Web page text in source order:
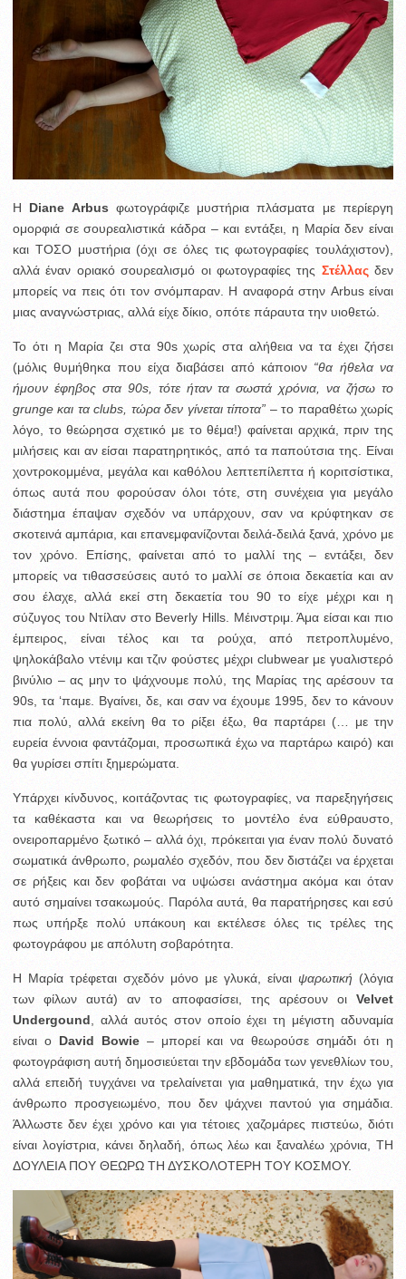
H Diane Arbusφωτογράφιζε μυστήρια πλάσματα με περίεργη
ομορφιά σε σουρεαλιστικά κάδρα – και εντάξει, η Μαρία δεν είναι
και ΤΟΣΟ μυστήρια (όχι σε όλες τις φωτογραφίες τουλάχιστον),
αλλά έναν οριακό σουρεαλισμό οι φωτογραφίες της Στέλλας δεν
μπορείς να πεις ότι τον σνόμπαραν. H αναφορά στην Arbus είναι
μιας αναγνώστριας, αλλά είχε δίκιο, οπότε πάραυτα την υιοθετώ.
Το ότι η Μαρία ζει στα 90s χωρίς στα αλήθεια να τα έχει ζήσει
(μόλις θυμήθηκα που είχα διαβάσει από κάποιον “θα ήθελα να
ήμουν έφηβος στα 90s, τότε ήταν τα σωστά χρόνια, να ζήσω το
grunge και τα clubs, τώρα δεν γίνεται τίποτα” – το παραθέτω χωρίς
λόγο, το θεώρησα σχετικό με το θέμα!) φαίνεται αρχικά, πριν της
μιλήσεις και αν είσαι παρατηρητικός, από τα παπούτσια της. Είναι
χοντροκομμένα, μεγάλα και καθόλου λεπτεπίλεπτα ή κοριτσίστικα,
όπως αυτά που φορούσαν όλοι τότε, στη συνέχεια για μεγάλο
διάστημα έπαψαν σχεδόν να υπάρχουν, σαν να κρύφτηκαν σε
σκοτεινά αμπάρια, και επανεμφανίζονται δειλά-δειλά ξανά, χρόνο με
τον χρόνο. Επίσης, φαίνεται από το μαλλί της – εντάξει, δεν
μπορείς να τιθασσεύσεις αυτό το μαλλί σε όποια δεκαετία και αν
σου έλαχε, αλλά εκεί στη δεκαετία του 90 το είχε μέχρι και η
σύζυγος του Ντίλαν στο Beverly Hills. Μέινστριμ. Άμα είσαι και πιο
έμπειρος, είναι τέλος και τα ρούχα, από πετροπλυμένο,
ψηλοκάβαλο ντένιμ και τζιν φούστες μέχρι clubwear με γυαλιστερό
βινύλιο – ας μην το ψάχνουμε πολύ, της Μαρίας της αρέσουν τα
90s, τα ‘παμε. Βγαίνει, δε, και σαν να έχουμε 1995, δεν το κάνουν
πια πολύ, αλλά εκείνη θα το ρίξει έξω, θα παρτάρει (… με την
ευρεία έννοια φαντάζομαι, προσωπικά έχω να παρτάρω καιρό) και
θα γυρίσει σπίτι ξημερώματα.
Υπάρχει κίνδυνος, κοιτάζοντας τις φωτογραφίες, να παρεξηγήσεις
τα καθέκαστα και να θεωρήσεις το μοντέλο ένα εύθραυστο,
ονειροπαρμένο ξωτικό – αλλά όχι, πρόκειται για έναν πολύ δυνατό
σωματικά άνθρωπο, ρωμαλέο σχεδόν, που δεν διστάζει να έρχεται
σε ρήξεις και δεν φοβάται να υψώσει ανάστημα ακόμα και όταν
αυτό σημαίνει τσακωμούς. Παρόλα αυτά, θα παρατήρησες και εσύ
πως υπήρξε πολύ υπάκουη και εκτέλεσε όλες τις τρέλες της
φωτογράφου με απόλυτη σοβαρότητα.
Η Μαρία τρέφεται σχεδόν μόνο με γλυκά, είναι ψαρωτική (λόγια
των φίλων αυτά) αν το αποφασίσει, της αρέσουν οι Velvet
Undergound , αλλά αυτός στον οποίο έχει τη μέγιστη αδυναμία
είναι ο David Bowie– μπορεί και να θεωρούσε σημάδι ότι η
φωτογράφιση αυτή δημοσιεύεται την εβδομάδα των γενεθλίων του,
αλλά επειδή τυγχάνει να τρελαίνεται για μαθηματικά, την έχω για
άνθρωπο προσγειωμένο, που δεν ψάχνει παντού για σημάδια.
Άλλωστε δεν έχει χρόνο και για τέτοιες χαζομάρες πιστεύω, διότι
είναι λογίστρια, κάνει δηλαδή, όπως λέω και ξαναλέω χρόνια, ΤΗ
ΔΟΥΛΕΙΑ ΠΟΥ ΘΕΩΡΩ ΤΗ ΔΥΣΚΟΛΟΤΕΡΗ ΤΟΥ ΚΟΣΜΟΥ.